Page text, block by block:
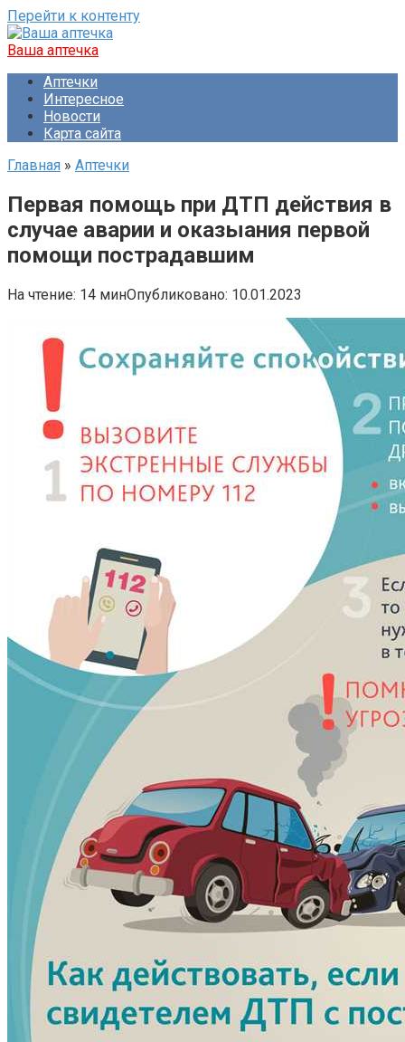
Перейти к контенту
Ваша аптечка
Аптечки
Интересное
Новости
Карта сайта
Главная » Аптечки
Первая помощь при ДТП действия в
случае аварии и оказыания первой
помощи пострадавшим
На чтение: 14 минОпубликовано: 10.01.2023